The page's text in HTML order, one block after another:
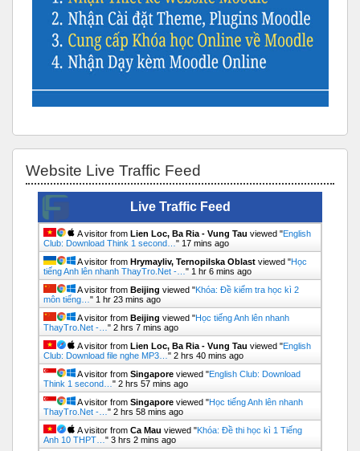
Website Live Traffic Feed
Live Traffic Feed
A visitor from Lien Loc, Ba Ria - Vung Tau viewed "English
Club: Download Think 1 second… " 17 mins ago
A visitor from Hrymayliv, Ternopilska Oblast viewed "Học
tiếng Anh lên nhanh ThayTro.Net -… " 1 hr 6 mins ago
A visitor from Beijing viewed "Khóa: Đề kiểm tra học kì 2
môn tiếng… " 1 hr 23 mins ago
A visitor from Beijing viewed "Học tiếng Anh lên nhanh
ThayTro.Net -… " 2 hrs 7 mins ago
A visitor from Lien Loc, Ba Ria - Vung Tau viewed "English
Club: Download file nghe MP3… " 2 hrs 40 mins ago
A visitor from Singapore viewed "English Club: Download
Think 1 second… " 2 hrs 57 mins ago
A visitor from Singapore viewed "Học tiếng Anh lên nhanh
ThayTro.Net -… " 2 hrs 58 mins ago
A visitor from Ca Mau viewed "Khóa: Đề thi học kì 1 Tiếng
Anh 10 THPT… " 3 hrs 2 mins ago